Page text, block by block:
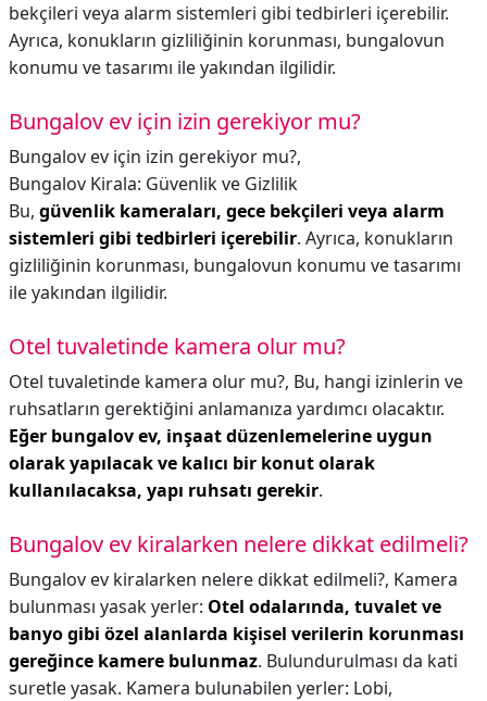
bekçileri veya alarm sistemleri gibi tedbirleri içerebilir.
Ayrıca, konukların gizliliğinin korunması, bungalovun
konumu ve tasarımı ile yakından ilgilidir.
Bungalov ev için izin gerekiyor mu?
Bungalov ev için izin gerekiyor mu?,
Bungalov Kirala: Güvenlik ve Gizlilik
Bu, güvenlik kameraları, gece bekçileri veya alarm
sistemleri gibi tedbirleri içerebilir. Ayrıca, konukların
gizliliğinin korunması, bungalovun konumu ve tasarımı
ile yakından ilgilidir.
Otel tuvaletinde kamera olur mu?
Otel tuvaletinde kamera olur mu?, Bu, hangi izinlerin ve
ruhsatların gerektiğini anlamanıza yardımcı olacaktır.
Eğer bungalov ev, inşaat düzenlemelerine uygun
olarak yapılacak ve kalıcı bir konut olarak
kullanılacaksa, yapı ruhsatı gerekir.
Bungalov ev kiralarken nelere dikkat edilmeli?
Bungalov ev kiralarken nelere dikkat edilmeli?, Kamera
bulunması yasak yerler: Otel odalarında, tuvalet ve
banyo gibi özel alanlarda kişisel verilerin korunması
gereğince kamere bulunmaz. Bulundurulması da kati
suretle yasak. Kamera bulunabilen yerler: Lobi,